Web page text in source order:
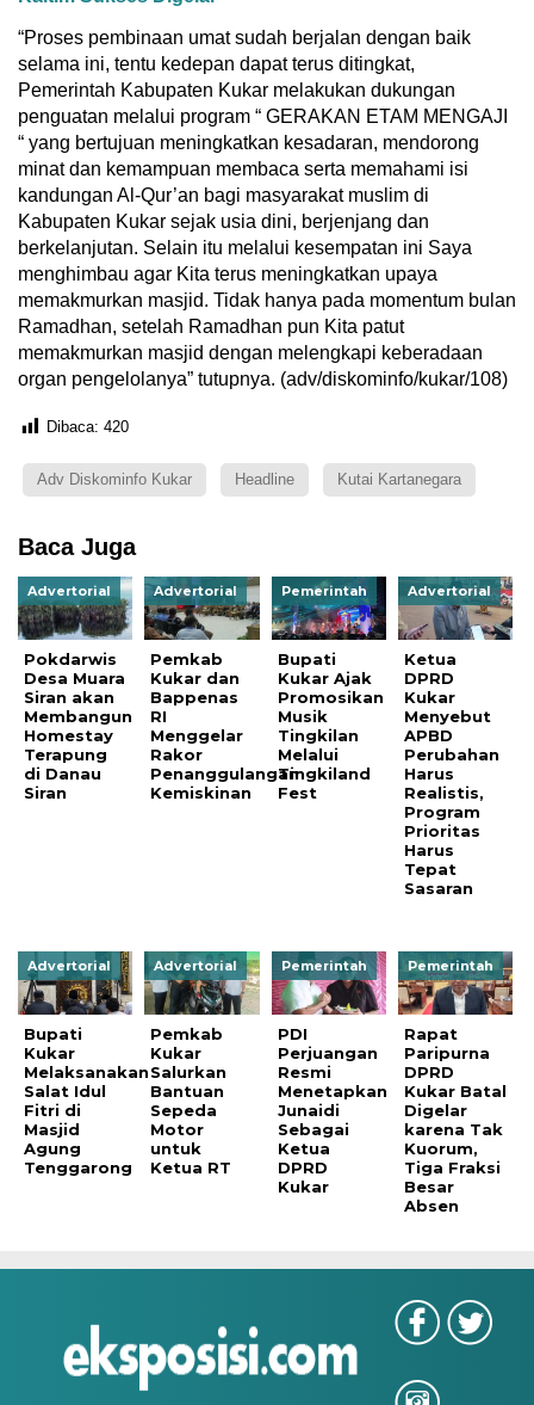
“Proses pembinaan umat sudah berjalan dengan baik
selama ini, tentu kedepan dapat terus ditingkat,
Pemerintah Kabupaten Kukar melakukan dukungan
penguatan melalui program “ GERAKAN ETAM MENGAJI
“ yang bertujuan meningkatkan kesadaran, mendorong
minat dan kemampuan membaca serta memahami isi
kandungan Al-Qur’an bagi masyarakat muslim di
Kabupaten Kukar sejak usia dini, berjenjang dan
berkelanjutan. Selain itu melalui kesempatan ini Saya
menghimbau agar Kita terus meningkatkan upaya
memakmurkan masjid. Tidak hanya pada momentum bulan
Ramadhan, setelah Ramadhan pun Kita patut
memakmurkan masjid dengan melengkapi keberadaan
organ pengelolanya” tutupnya. (adv/diskominfo/kukar/108)
Dibaca: 420
Adv Diskominfo Kukar Headline Kutai Kartanegara
Baca Juga
Advertorial
Pokdarwis
Desa Muara
Siran akan
Membangun
Homestay
Terapung
di Danau
Siran
Advertorial
Pemkab
Kukar dan
Bappenas
RI
Menggelar
Rakor
Penanggulangan
Kemiskinan
Pemerintah
Bupati
Kukar Ajak
Promosikan
Musik
Tingkilan
Melalui
Tingkiland
Fest
Advertorial
Ketua
DPRD
Kukar
Menyebut
APBD
Perubahan
Harus
Realistis,
Program
Prioritas
Harus
Tepat
Sasaran
Advertorial
Bupati
Kukar
Melaksanakan
Salat Idul
Fitri di
Masjid
Agung
Tenggarong
Advertorial
Pemkab
Kukar
Salurkan
Bantuan
Sepeda
Motor
untuk
Ketua RT
Pemerintah
PDI
Perjuangan
Resmi
Menetapkan
Junaidi
Sebagai
Ketua
DPRD
Kukar
Pemerintah
Rapat
Paripurna
DPRD
Kukar Batal
Digelar
karena Tak
Kuorum,
Tiga Fraksi
Besar
Absen